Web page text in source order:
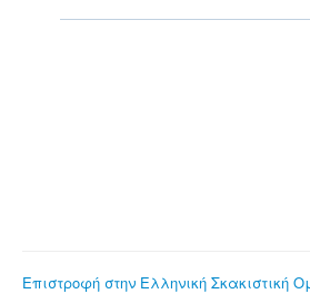
Επιστροφή στην Ελληνική Σκακιστική